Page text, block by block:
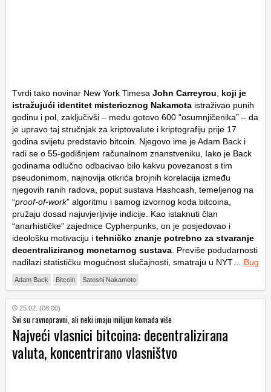
Tvrdi tako novinar New York Timesa John Carreyrou
koji je
istražujući identitet misterioznog Nakamota istraživao punih
godinu i pol, zaključivši – među gotovo 600 “osumnjičenika” – da
je upravo taj stručnjak za kriptovalute i kriptografiju prije 17
godina svijetu predstavio bitcoin. Njegovo ime je Adam Back i
radi se o 55-godišnjem računalnom znanstveniku, Iako je Back
godinama odlučno odbacivao bilo kakvu povezanost s tim
pseudonimom, najnovija otkrića brojnih korelacija između
njegovih ranih radova, poput sustava Hashcash, temeljenog na
“proof-of-work” algoritmu i samog izvornog koda bitcoina,
pružaju dosad najuvjerljivije indicije. Kao istaknuti član
“anarhističke” zajednice Cypherpunks, on je posjedovao i
ideološku motivaciju i tehničko znanje potrebno za stvaranje
decentraliziranog monetarnog sustava . Previše podudarnosti
nadilazi statističku mogućnost slučajnosti, smatraju u NYT… Bug
Adam Back Bitcoin Satoshi Nakamoto
25.02. (08:00)
Svi su ravnopravni, ali neki imaju milijun komada više
Najveći vlasnici bitcoina: decentralizirana
valuta, koncentrirano vlasništvo